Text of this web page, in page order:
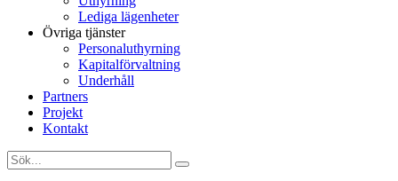
Lediga lägenheter
Övriga tjänster
Personaluthyrning
Kapitalförvaltning
Underhåll
Partners
Projekt
Kontakt